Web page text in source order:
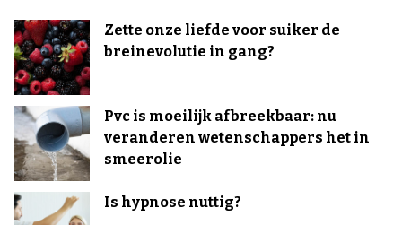
Zette onze liefde voor suiker de
breinevolutie in gang?
Pvc is moeilijk afbreekbaar: nu
veranderen wetenschappers het in
smeerolie
Is hypnose nuttig?